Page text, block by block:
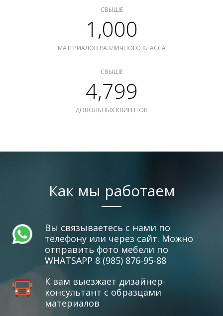
СВЫШЕ
1,000
МАТЕРИАЛОВ РАЗЛИЧНОГО КЛАССА
СВЫШЕ
4,799
ДОВОЛЬНЫХ КЛИЕНТОВ
Как мы работаем
Вы связываетесь с нами по
телефону или через сайт. Можно
отправить фото мебели по
WHATSAPP 8 (985) 876-95-88
К вам выезжает дизайнер-
консультант с образцами
материалов